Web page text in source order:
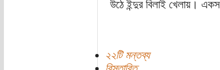
উঠে ইন্দুর বিলাই খেলায়।
২২টি মন্তব্য